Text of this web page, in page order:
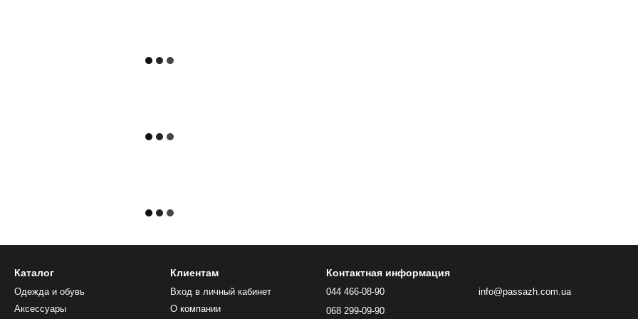
Каталог
Одежда и обувь
Аксессуары
Клиентам
Вход в личный кабинет
О компании
Контактная информация
044 466-08-90
068 299-09-90
info@passazh.com.ua